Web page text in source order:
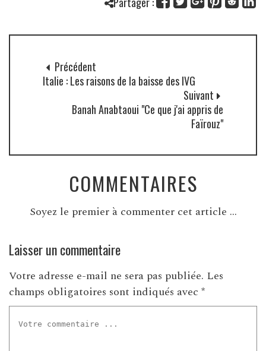
Précédent
Italie : Les raisons de la baisse des IVG
Suivant
Banah Anabtaoui "Ce que j'ai appris de
Faïrouz"
COMMENTAIRES
Soyez le premier à commenter cet article ...
Laisser un commentaire
Votre adresse e-mail ne sera pas publiée. Les
champs obligatoires sont indiqués avec *